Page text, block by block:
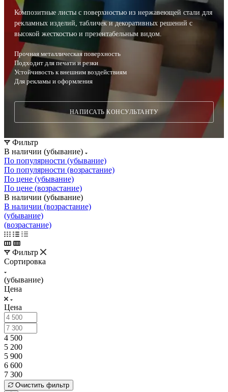
Композитные листы с поверхностью из нержавеющей стали для
рекламных изделий, табличек и декоративных решений с
высокой жесткостью и презентабельным видом.
Прочная металлическая поверхность
Подходит для печати и резки
Устойчивость к внешним воздействиям
Для рекламы и оформления
НАПИСАТЬ КОНСУЛЬТАНТУ
Фильтр
В наличии (убывание)
По популярности (убывание)
По популярности (возрастание)
По цене (убывание)
По цене (возрастание)
В наличии (убывание)
В наличии (возрастание)
(убывание)
(возрастание)
Фильтр
Сортировка
(убывание)
Цена
Цена
4 500
5 200
5 900
6 600
7 300
Очистить фильтр